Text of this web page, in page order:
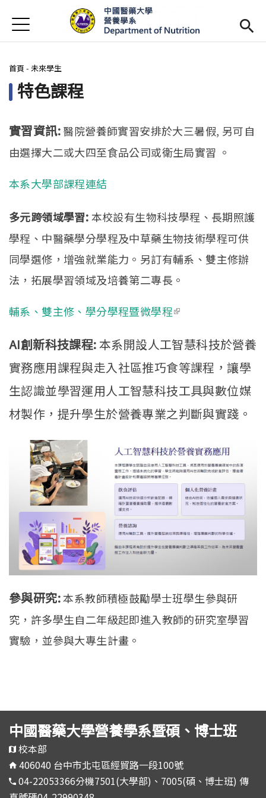
首頁
最新消息
系所簡介
師資陣容
Open
課程資訊
活動花絮
相關辦法
招生訊息(link is external)
Open
未來學生
學生專區
Jump to Navigation
Jump to Main content
您在這裡
首頁 - 未來學生
特色課程
實習資訊:醫院營養師實習安排於大三暑假, 另可自
由選擇大二或大四至食品公司或衛生局實習 。
本系大學部課程連結
多元跨領域學習:本校設有生物科技學程、長期照護
學程、中醫藥學分學程及中草藥生物技術學程可供
同學選修，增強就業能力。另訂有輔系、雙主修辦
法，拓展學習領域及培養第二專長。
輔系、雙主修、學分學程暨微學程(link is external)
AI創新科技課程:本系開設人工智慧科技於營養
實務應用課程與走入社區推巧食等課程，讓學
生認識並學習運用人工智慧科技工具與數位媒
材製作，提升學生於營養專業之判斷與實踐。
參與研究:本系教師積極鼓勵學士班學生參與研
究，許多學生自二年級起即進入教師的研究室學習
實驗，並參與大專生計畫。
中國醫藥大學營養學系暨碩、博士班
校本部
406040 台中市北屯區經貿路一段100號
04-22053366分機7501(大學部)、7005(碩、博士班) 傳